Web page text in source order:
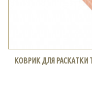
КОВРИК ДЛЯ РАСКАТКИ